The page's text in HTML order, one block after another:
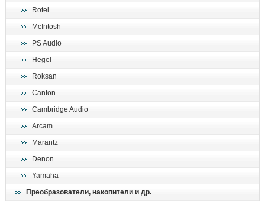
Rotel
McIntosh
PS Audio
Hegel
Roksan
Canton
Cambridge Audio
Arcam
Marantz
Denon
Yamaha
Преобразователи, накопители и др.